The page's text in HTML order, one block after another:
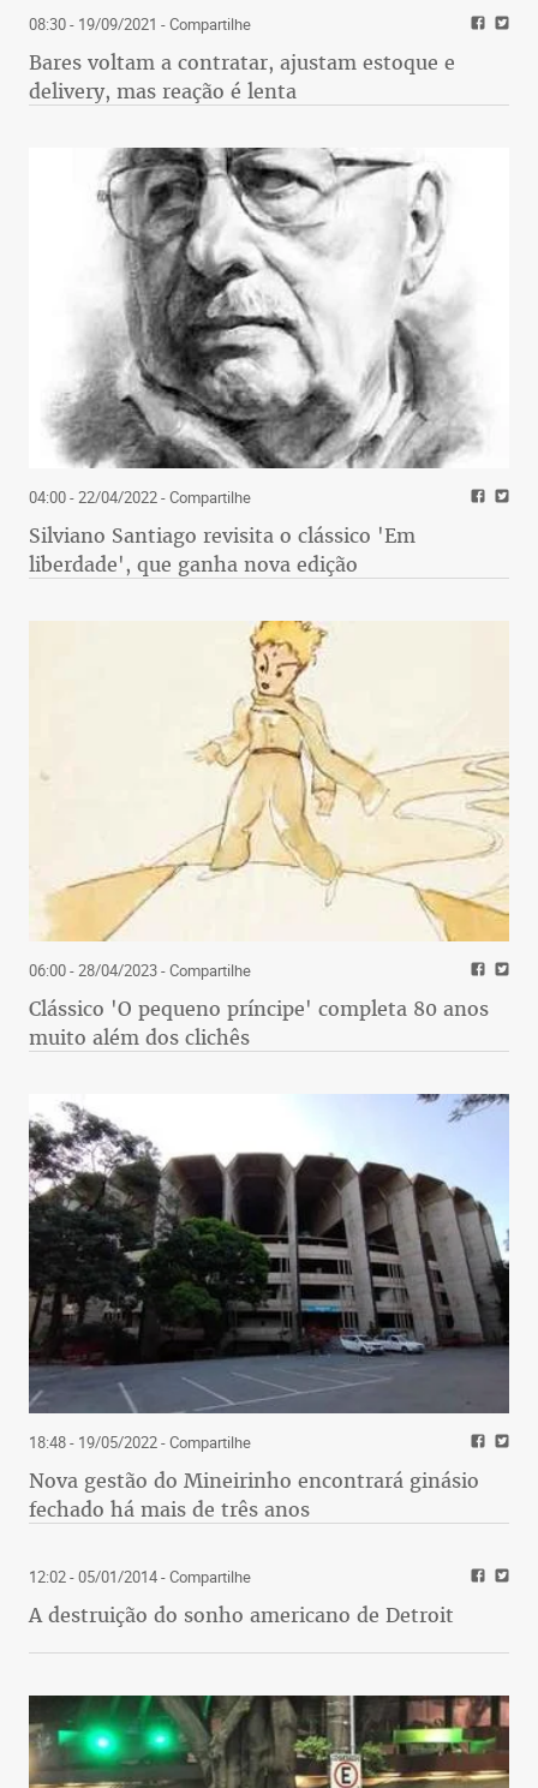
08:30 - 19/09/2021 - Compartilhe
Bares voltam a contratar, ajustam estoque e
delivery, mas reação é lenta
04:00 - 22/04/2022- Compartilhe
Silviano Santiago revisita o clássico 'Em
liberdade', que ganha nova edição
06:00 - 28/04/2023- Compartilhe
Clássico 'O pequeno príncipe' completa 80 anos
muito além dos clichês
18:48 - 19/05/2022- Compartilhe
Nova gestão do Mineirinho encontrará ginásio
fechado há mais de três anos
12:02 - 05/01/2014- Compartilhe
A destruição do sonho americano de Detroit